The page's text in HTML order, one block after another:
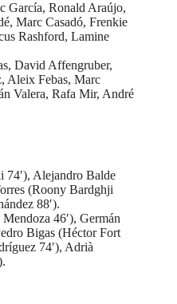
García, Ronald Araújo,
Marc Casadó, Frenkie
Rashford, Lamine
David Affengruber,
Aleix Febas, Marc
Valera, Rafa Mir, André
74′), Alejandro Balde
(Roony Bardghji
88′).
46′), Germán
Bigas (Héctor Fort
74′), Adrià